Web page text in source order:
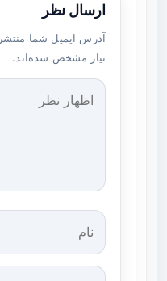
ارسال نظر
آدرس ایمیل شما
نیاز مشخص شده‌اند.